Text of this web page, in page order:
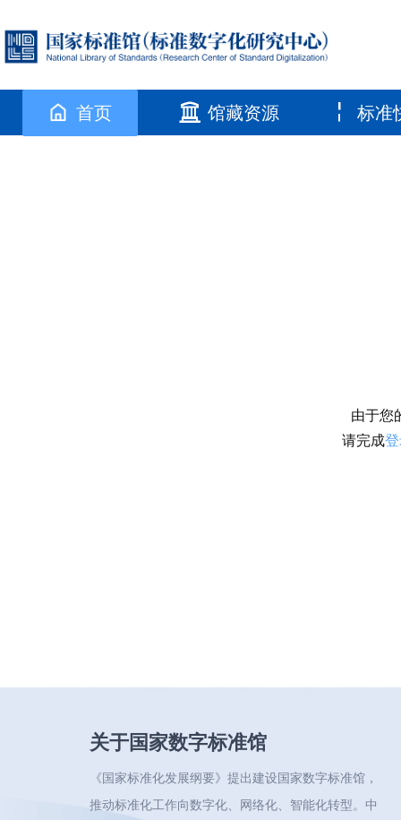
首页 馆藏资源 标准
由于您
请完成
关于国家数字标准馆
《国家标准化发展纲要》提出建设国家数字标准馆，
推动标准化工作向数字化、网络化、智能化转型。中